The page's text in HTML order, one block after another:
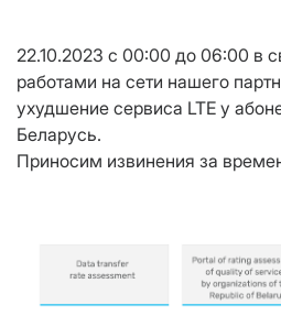
22.10.2023 с 00:00 до 06:00 в
работами на сети нашего
ухудшение сервиса LTE у
Беларусь.
Приносим извинения за